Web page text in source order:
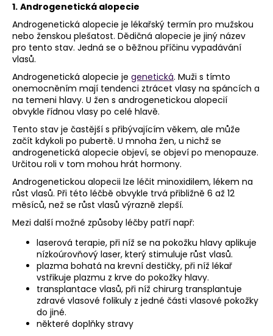
1. Androgenetická alopecie
Androgenetická alopecie je lékařský termín pro mužskou
nebo ženskou plešatost. Dědičná alopecie je jiný název
pro tento stav. Jedná se o běžnou příčinu vypadávání
vlasů.
Androgenetická alopecie je genetická. Muži s tímto
onemocněním mají tendenci ztrácet vlasy na spáncích a
na temeni hlavy. U žen s androgenetickou alopecií
obvykle řídnou vlasy po celé hlavě.
Tento stav je častější s přibývajícím věkem, ale může
začít kdykoli po pubertě. U mnoha žen, u nichž se
androgenetická alopecie objeví, se objeví po menopauze.
Určitou roli v tom mohou hrát hormony.
Androgenetickou alopecii lze léčit minoxidilem, lékem na
růst vlasů. Při této léčbě obvykle trvá přibližně 6 až 12
měsíců, než se růst vlasů výrazně zlepší.
Mezi další možné způsoby léčby patří např:
laserová terapie, při níž se na pokožku hlavy aplikuje
nízkoúrovňový laser, který stimuluje růst vlasů.
plazma bohatá na krevní destičky, při níž lékař
vstřikuje plazmu z krve do pokožky hlavy.
transplantace vlasů, při níž chirurg transplantuje
zdravé vlasové folikuly z jedné části vlasové pokožky
do jiné.
některé doplňky stravy